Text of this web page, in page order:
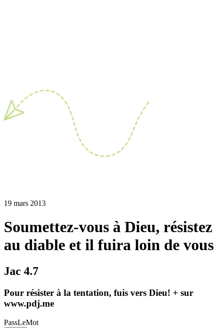
19 mars 2013
Soumettez-vous à Dieu, résistez
au diable et il fuira loin de vous
Jac 4.7
Pour résister à la tentation, fuis vers Dieu! + sur
www.pdj.me
PassLeMot